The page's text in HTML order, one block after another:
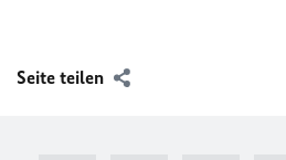
Seite teilen